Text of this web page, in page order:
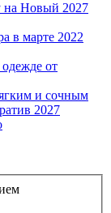
на Новый 2027
в марте 2022
от
и сочным
2027